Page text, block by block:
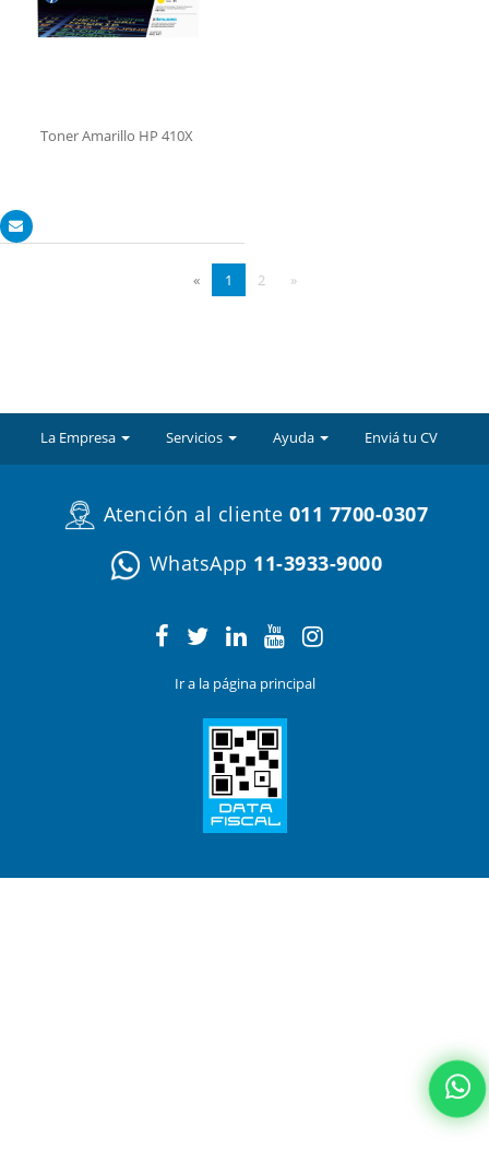
Toner Amarillo HP 410X
« 1 2 »
La Empresa Servicios Ayuda Enviá tu CV
Atención al cliente 011 7700-0307
WhatsApp 11-3933-9000
Ir a la página principal